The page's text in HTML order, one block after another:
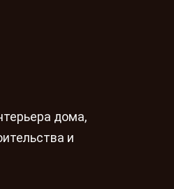
дома,
и